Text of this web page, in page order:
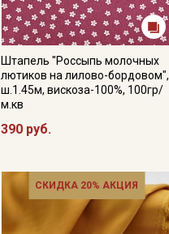
Штапель "Россыпь молочных
лютиков на лилово-бордовом",
ш.1.45м, вискоза-100%, 100гр/
м.кв
390 руб.
СКИДКА 20% АКЦИЯ